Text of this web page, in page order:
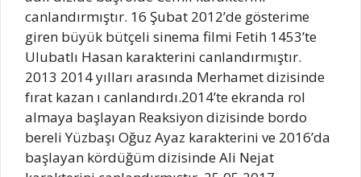
canlandırmıştır. 16 Şubat 2012’de gösterime
giren büyük bütçeli sinema filmi Fetih 1453’te
Ulubatlı Hasan karakterini canlandırmıştır.
2013 2014 yılları arasında Merhamet dizisinde
fırat kazan ı canlandırdı.2014’te ekranda rol
almaya başlayan Reaksiyon dizisinde bordo
bereli Yüzbaşı Oğuz Ayaz karakterini ve 2016’da
başlayan kördüğüm dizisinde Ali Nejat